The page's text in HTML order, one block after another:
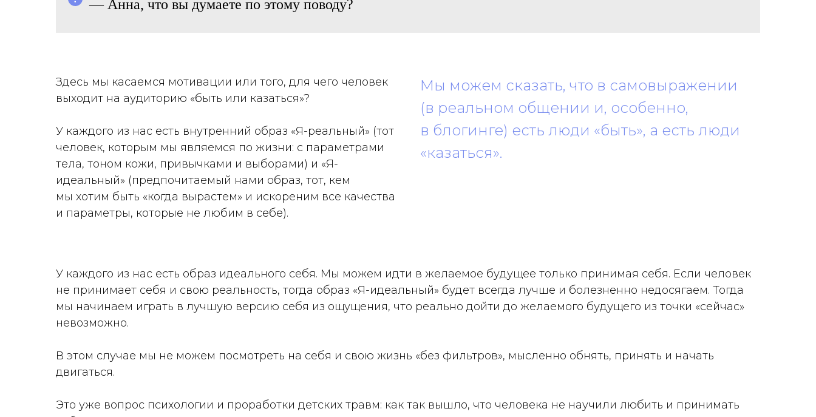
— Анна, что вы думаете по этому поводу?
Здесь мы касаемся мотивации или того, для чего человек
выходит на аудиторию «быть или казаться»?
У каждого из нас есть внутренний образ «Я-реальный» (тот
человек, которым мы являемся по жизни: с параметрами
тела, тоном кожи, привычками и выборами) и «Я-
идеальный» (предпочитаемый нами образ, тот, кем
мы хотим быть «когда вырастем» и искореним все качества
и параметры, которые не любим в себе).
Мы можем сказать, что в самовыражении
(в реальном общении и, особенно,
в блогинге) есть люди «быть», а есть люди
«казаться».
У каждого из нас есть образ идеального себя. Мы можем идти в желаемое будущее только принимая себя. Если человек
не принимает себя и свою реальность, тогда образ «Я-идеальный» будет всегда лучше и болезненно недосягаем. Тогда
мы начинаем играть в лучшую версию себя из ощущения, что реально дойти до желаемого будущего из точки «сейчас»
невозможно.
В этом случае мы не можем посмотреть на себя и свою жизнь «без фильтров», мысленно обнять, принять и начать
двигаться.
Это уже вопрос психологии и проработки детских травм: как так вышло, что человека не научили любить и принимать